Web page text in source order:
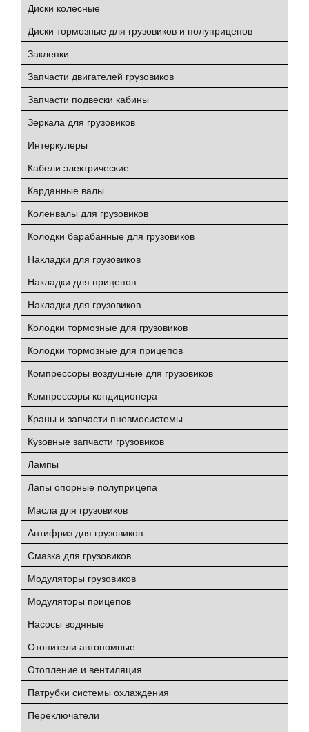
Диски колесные
Диски тормозные для грузовиков и полуприцепов
Заклепки
Запчасти двигателей грузовиков
Запчасти подвески кабины
Зеркала для грузовиков
Интеркулеры
Кабели электрические
Карданные валы
Коленвалы для грузовиков
Колодки барабанные для грузовиков
Накладки для грузовиков
Накладки для прицепов
Накладки для грузовиков
Колодки тормозные для грузовиков
Колодки тормозные для прицепов
Компрессоры воздушные для грузовиков
Компрессоры кондиционера
Краны и запчасти пневмосистемы
Кузовные запчасти грузовиков
Лампы
Лапы опорные полуприцепа
Масла для грузовиков
Антифриз для грузовиков
Смазка для грузовиков
Модуляторы грузовиков
Модуляторы прицепов
Насосы водяные
Отопители автономные
Отопление и вентиляция
Патрубки системы охлаждения
Переключатели